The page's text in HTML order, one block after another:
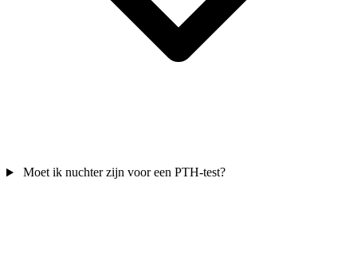
Moet ik nuchter zijn voor een PTH-test?